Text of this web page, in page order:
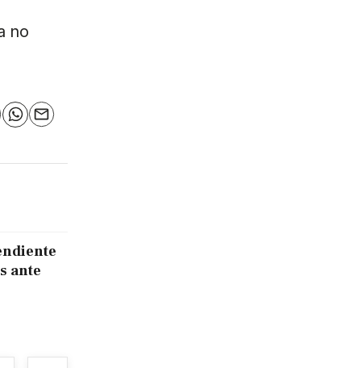
no
WhatsApp
Email
ante